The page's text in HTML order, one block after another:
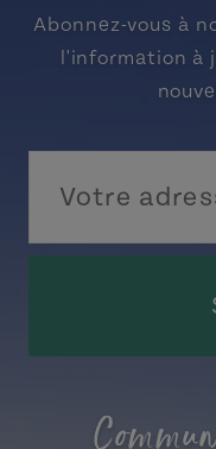
Abonnez-vous à
l'information à